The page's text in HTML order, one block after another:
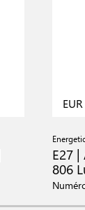
Energetic
E27
806